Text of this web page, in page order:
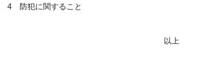
4 防犯に関すること
以上